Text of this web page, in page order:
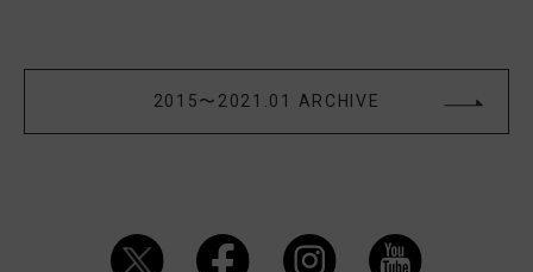
2015〜2021.01 ARCHIVE